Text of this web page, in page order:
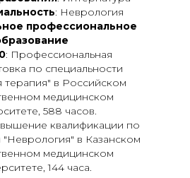
: Неврология
профессиональное
: Профессиональная
по специальности
терапия" в Российском
медицинском
588 часов.
квалификации по
"Неврология" в Казанском
медицинском
144 часа.